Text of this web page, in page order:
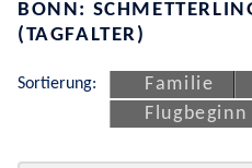
BONN:
(TAGFALTER)
Sortierung: Familie
Flugbeginn